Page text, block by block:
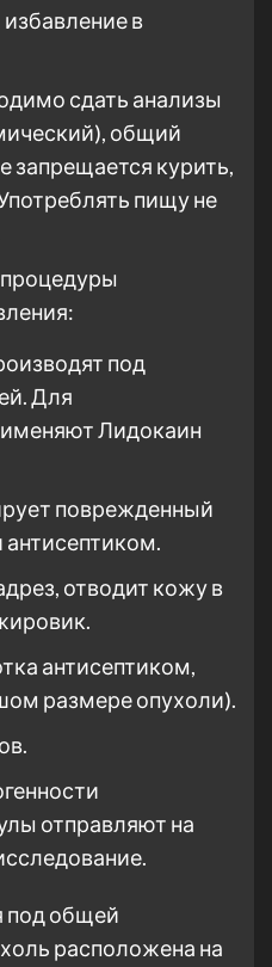
в
сдать анализы
общий
запрещается курить,
пищу не
под
Для
Лидокаин
поврежденный
антисептиком.
отводит кожу в
антисептиком,
размере опухоли).
отправляют на
под общей
расположена на